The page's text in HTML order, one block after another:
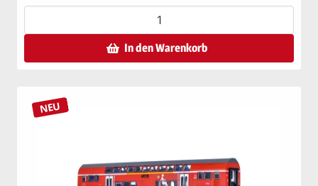
In den Warenkorb
NEU